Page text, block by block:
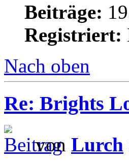
Beiträge:
Registriert:
Nach oben
Re: Brights
von Lurch